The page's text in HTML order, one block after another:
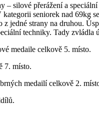
silové přerážení a
seniorek nad 69kg
jedné strany na druhou.
techniky. Tady zvládla
medaile celkově 5. místo.
7. místo.
medailí celkově 2.